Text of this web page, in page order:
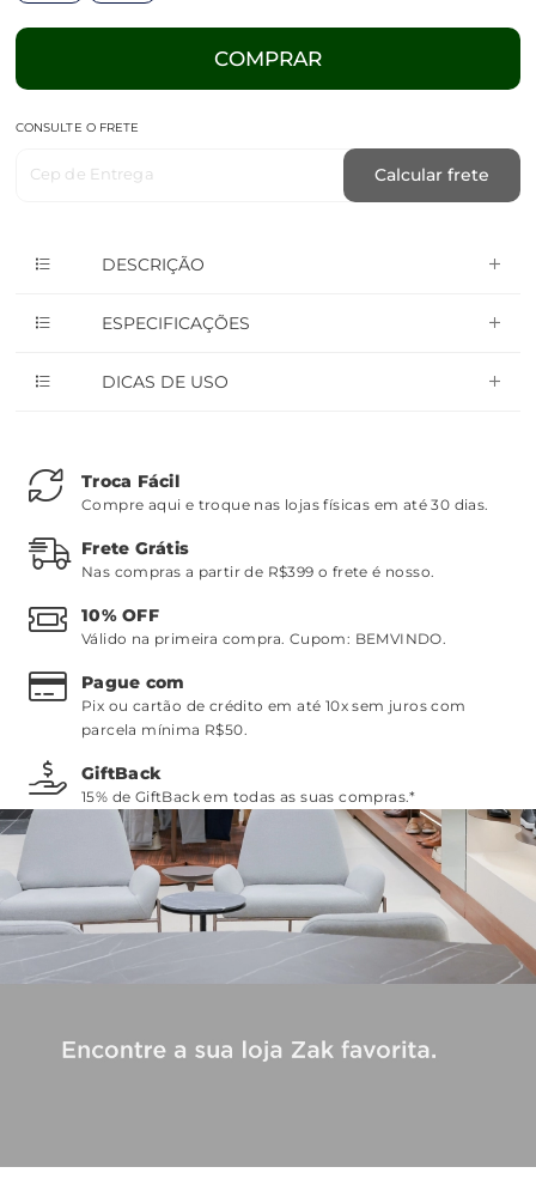
COMPRAR
CONSULTE O FRETE
Cep de Entrega Calcular frete
DESCRIÇÃO
ESPECIFICAÇÕES
DICAS DE USO
Troca Fácil
Compre aqui e troque nas lojas físicas em até 30 dias.
Frete Grátis
Nas compras a partir de R$399 o frete é nosso.
10% OFF
Válido na primeira compra. Cupom: BEMVINDO.
Pague com
Pix ou cartão de crédito em até 10x sem juros com
parcela mínima R$50.
GiftBack
15% de GiftBack em todas as suas compras.*